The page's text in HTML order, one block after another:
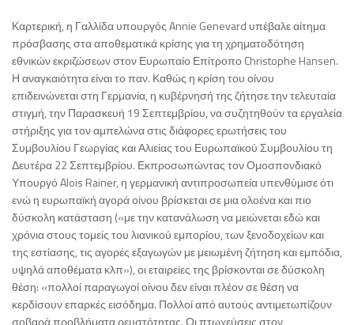
Καρτερική, η Γαλλίδα υπουργός Annie Genevard υπέβαλε αίτημα
πρόσβασης στα αποθεματικά κρίσης για τη χρηματοδότηση
εθνικών εκριζώσεων στον Ευρωπαίο Επίτροπο Christophe Hansen.
Η αναγκαιότητα είναι το παν. Καθώς η κρίση του οίνου
επιδεινώνεται στη Γερμανία, η κυβέρνησή της ζήτησε την τελευταία
στιγμή, την Παρασκευή 19 Σεπτεμβρίου, να συζητηθούν τα εργαλεία
στήριξης για τον αμπελώνα στις διάφορες ερωτήσεις του
Συμβουλίου Γεωργίας και Αλιείας του Ευρωπαϊκού Συμβουλίου τη
Δευτέρα 22 Σεπτεμβρίου. Εκπροσωπώντας τον Ομοσπονδιακό
Υπουργό Alois Rainer, η γερμανική αντιπροσωπεία υπενθύμισε ότι
ενώ η ευρωπαϊκή αγορά οίνου βρίσκεται σε μια ολοένα και πιο
δύσκολη κατάσταση («με την κατανάλωση να μειώνεται εδώ και
χρόνια στους τομείς του λιανικού εμπορίου, των ξενοδοχείων και
της εστίασης, τις αγορές εξαγωγών με μειωμένη ζήτηση και εμπόδια,
υψηλά αποθέματα κλπ»), οι εταιρείες της βρίσκονται σε δύσκολη
θέση: «πολλοί παραγωγοί οίνου δεν είναι πλέον σε θέση να
κερδίσουν επαρκές εισόδημα. Πολλοί από αυτούς αντιμετωπίζουν
σοβαρά προβλήματα ρευστότητας. Οι πτωχεύσεις στον